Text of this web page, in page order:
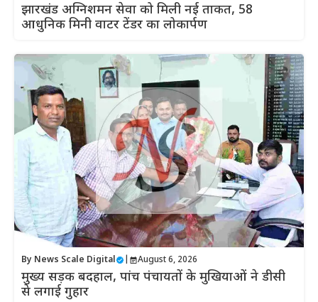
झारखंड अग्निशमन सेवा को मिली नई ताकत, 58
आधुनिक मिनी वाटर टेंडर का लोकार्पण
By News Scale Digital August 6, 2026
मुख्य सड़क बदहाल, पांच पंचायतों के मुखियाओं ने डीसी
से लगाई गुहार